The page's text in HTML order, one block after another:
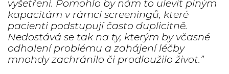
vyšetření. Pomohlo by nám to ulevit plným
kapacitám v rámci screeningů, které
pacienti podstupují často duplicitně.
Nedostává se tak na ty, kterým by včasné
odhalení problému a zahájení léčby
mnohdy zachránilo či prodloužilo život.”